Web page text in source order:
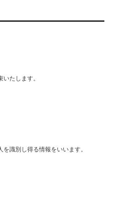
たします。
識別し得る情報をいいます。